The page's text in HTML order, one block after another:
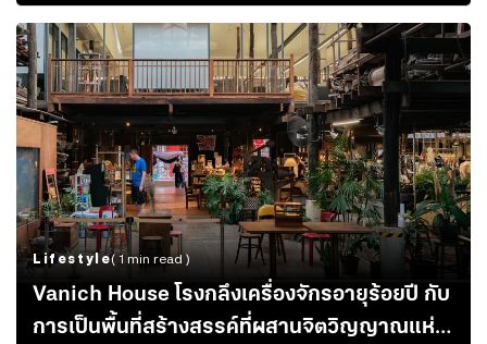
Lifestyle( 1 min read )
Vanich House โรงกลึงเครื่องจักรอายุร้อยปี กับ
การเป็นพื้นที่สร้างสรรค์ที่ผสานจิตวิญญาณแห่ง